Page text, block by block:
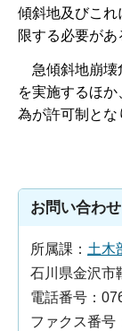
傾斜地及びこれ
限する必要があ
急傾斜地崩壊
を実施するほ
為が許可制とな
お問い合わせ
所属課： 土木
石川県金沢市
電話番号：
ファクス番号